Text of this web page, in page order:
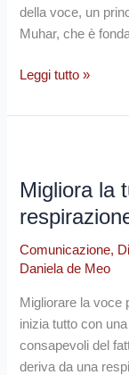
della voce, un
Muhar, che è
Leggi tutto »
Migliora la
Comunicazione,
Daniela de Meo
Migliorare la voce
inizia tutto con
consapevoli del
deriva da una
tua
voce
3
esercizi
di
respirazione
prima)